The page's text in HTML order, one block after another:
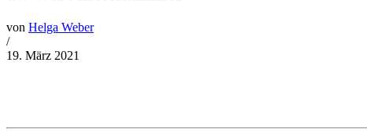
von Helga Weber
/
19. März 2021